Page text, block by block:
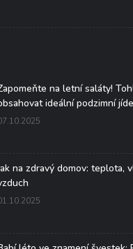
na letní saláty!
ideální podzimní
na zdravý domov: teplota,